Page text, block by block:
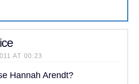
AT 00:23
Hannah Arendt?